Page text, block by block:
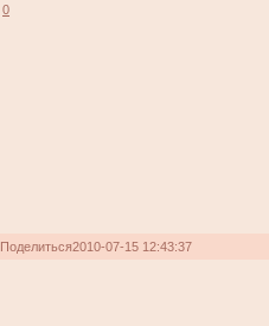
0
Поделиться2010-07-15 12:43:37